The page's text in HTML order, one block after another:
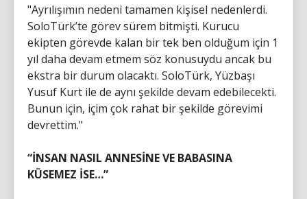
"Ayrılışımın nedeni tamamen kişisel nedenlerdi.
SoloTürk’te görev sürem bitmişti. Kurucu
ekipten görevde kalan bir tek ben olduğum için 1
yıl daha devam etmem söz konusuydu ancak bu
ekstra bir durum olacaktı. SoloTürk, Yüzbaşı
Yusuf Kurt ile de aynı şekilde devam edebilecekti.
Bunun için, içim çok rahat bir şekilde görevimi
devrettim."
“İNSAN NASIL ANNESİNE VE BABASINA
KÜSEMEZ İSE…”